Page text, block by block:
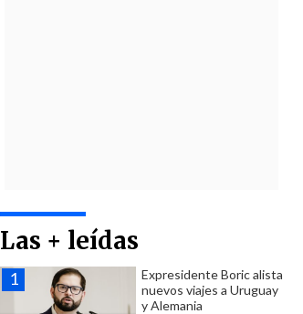
Las + leídas
Expresidente Boric alista
nuevos viajes a Uruguay
y Alemania